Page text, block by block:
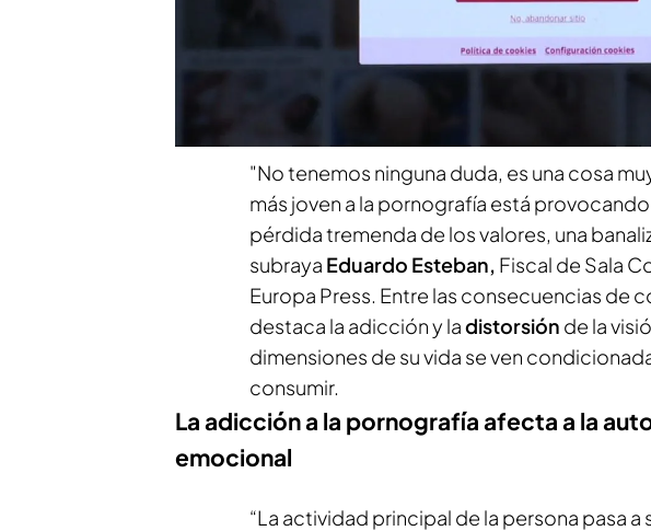
El mal tiempo no frena a los que se van de
ocupación media está en el 80%
"No tenemos ninguna duda, es una cosa
más joven a la pornografía está
pérdida tremenda de los valores, una
subraya Eduardo Esteban, Fiscal de Sala
Europa Press. Entre las consecuencias de
destaca la adicción y ladistorsión de la
dimensiones de su vida se ven
consumir.
La adicción a la pornografía afecta a la
emocional
“La actividad principal de la persona pasa a